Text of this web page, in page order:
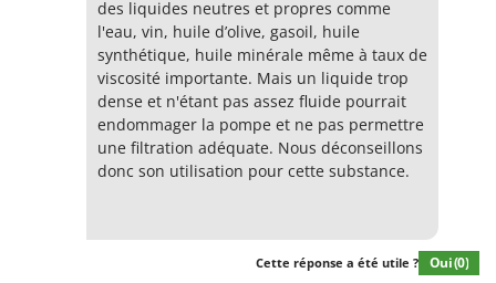
des liquides neutres et propres comme
l'eau, vin, huile d’olive, gasoil, huile
synthétique, huile minérale même à taux de
viscosité importante. Mais un liquide trop
dense et n'étant pas assez fluide pourrait
endommager la pompe et ne pas permettre
une filtration adéquate. Nous déconseillons
donc son utilisation pour cette substance.
Cette réponse a été utile ? Oui(0)